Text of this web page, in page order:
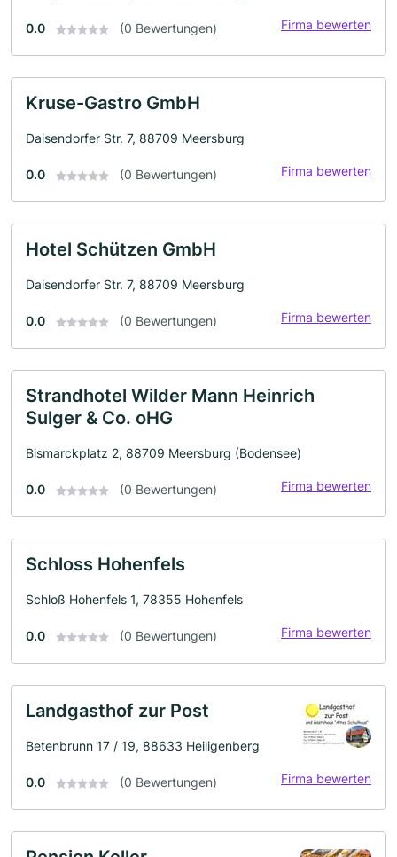
0.0 (0 Bewertungen) Firma bewerten
Kruse-Gastro GmbH
Daisendorfer Str. 7, 88709 Meersburg
0.0 (0 Bewertungen) Firma bewerten
Hotel Schützen GmbH
Daisendorfer Str. 7, 88709 Meersburg
0.0 (0 Bewertungen) Firma bewerten
Strandhotel Wilder Mann Heinrich
Sulger & Co. oHG
Bismarckplatz 2, 88709 Meersburg (Bodensee)
0.0 (0 Bewertungen) Firma bewerten
Schloss Hohenfels
Schloß Hohenfels 1, 78355 Hohenfels
0.0 (0 Bewertungen) Firma bewerten
Landgasthof zur Post
Betenbrunn 17 / 19, 88633 Heiligenberg
0.0 (0 Bewertungen) Firma bewerten